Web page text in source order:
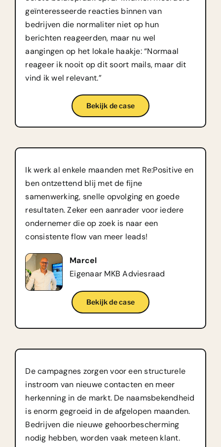
geïnteresseerde reacties binnen van
bedrijven die normaliter niet op hun
berichten reageerden, maar nu wel
aangingen op het lokale haakje: “Normaal
reageer ik nooit op dit soort mails, maar dit
vind ik wel relevant.”
Bekijk de case
Ik werk al enkele maanden met Re:Positive en
ben ontzettend blij met de fijne
samenwerking, snelle opvolging en goede
resultaten. Zeker een aanrader voor iedere
ondernemer die op zoek is naar een
consistente flow van meer leads!
Marcel
Eigenaar MKB Adviesraad
Bekijk de case
De campagnes zorgen voor een structurele
instroom van nieuwe contacten en meer
herkenning in de markt. De naamsbekendheid
is enorm gegroeid in de afgelopen maanden.
Bedrijven die nieuwe gehoorbescherming
nodig hebben, worden vaak meteen klant.